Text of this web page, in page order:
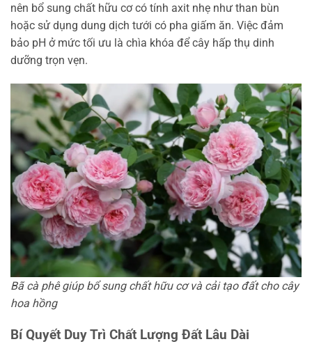
nên bổ sung chất hữu cơ có tính axit nhẹ như than bùn
hoặc sử dụng dung dịch tưới có pha giấm ăn. Việc đảm
bảo pH ở mức tối ưu là chìa khóa để cây hấp thụ dinh
dưỡng trọn vẹn.
Bã cà phê giúp bổ sung chất hữu cơ và cải tạo đất cho cây
hoa hồng
Bí Quyết Duy Trì Chất Lượng Đất Lâu Dài